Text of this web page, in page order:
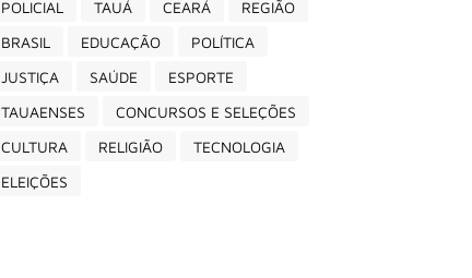
POLICIAL TAUÁ CEARÁ
REGIÃO
BRASIL
EDUCAÇÃO
POLÍTICA
JUSTIÇA
SAÚDE
ESPORTE
TAUAENSES
CONCURSOS E SELEÇÕES
CULTURA
RELIGIÃO
TECNOLOGIA
ELEIÇÕES